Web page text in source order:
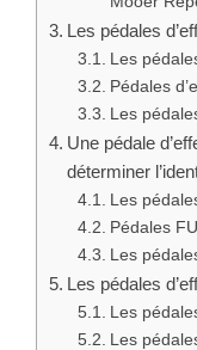
Les pédales
Les
Pédales
Les
Une pédale
déterminer
Les
Pédales
Les
Les pédales
Les
Les